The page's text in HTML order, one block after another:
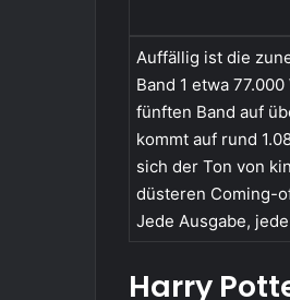
Auffällig ist die
Band 1 etwa
fünften Band auf
kommt auf rund
sich der Ton von
düsteren Coming-
Jede Ausgabe,
Harry